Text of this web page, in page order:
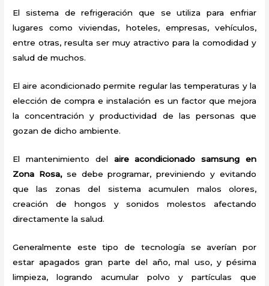
El sistema de refrigeración que se utiliza para enfriar
lugares como viviendas, hoteles, empresas, vehículos,
entre otras, resulta ser muy atractivo para la comodidad y
salud de muchos.
El aire acondicionado permite regular las temperaturas y la
elección de compra e instalación es un factor que mejora
la concentración y productividad de las personas que
gozan de dicho ambiente.
El mantenimiento del aire acondicionado samsung en
Zona Rosa,se debe programar, previniendo y evitando
que las zonas del sistema acumulen malos olores,
creación de hongos y sonidos molestos afectando
directamente la salud.
Generalmente este tipo de tecnología se averían por
estar apagados gran parte del año, mal uso, y pésima
limpieza, logrando acumular polvo y partículas que